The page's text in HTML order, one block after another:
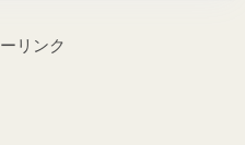
リンク